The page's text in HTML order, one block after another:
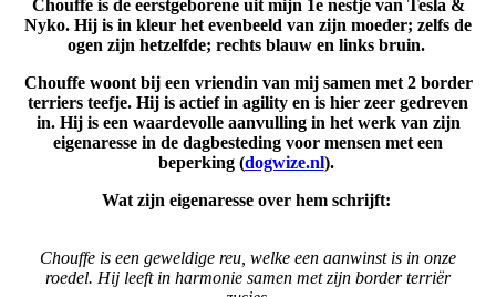
Chouffe is de eerstgeborene uit mijn 1e nestje van Tesla &
Nyko. Hij is in kleur het evenbeeld van zijn moeder; zelfs de
ogen zijn hetzelfde; rechts blauw en links bruin.
Chouffe woont bij een vriendin van mij samen met 2 border
terriers teefje. Hij is actief in agility en is hier zeer gedreven
in. Hij is een waardevolle aanvulling in het werk van zijn
eigenaresse in de dagbesteding voor mensen met een
beperking (dogwize.nl).
Wat zijn eigenaresse over hem schrijft:
Chouffe is een geweldige reu, welke een aanwinst is in onze
roedel. Hij leeft in harmonie samen met zijn border terriër